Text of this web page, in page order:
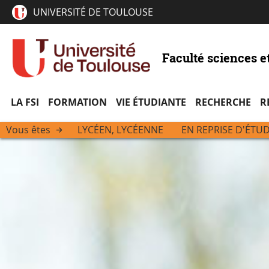
UNIVERSITÉ DE TOULOUSE
Faculté sciences
LA FSI FORMATION VIE ÉTUDIANTE RECHERCHE
Vous êtes LYCÉEN, LYCÉENNE EN REPRISE